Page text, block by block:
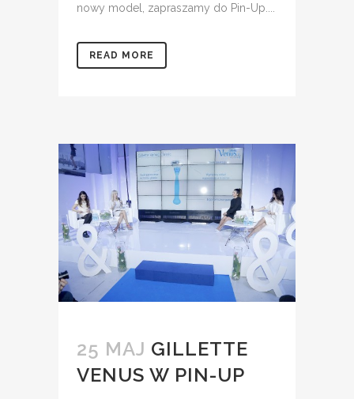
nowy model, zapraszamy do Pin-Up....
READ MORE
25 MAJ GILLETTE
VENUS W PIN-UP